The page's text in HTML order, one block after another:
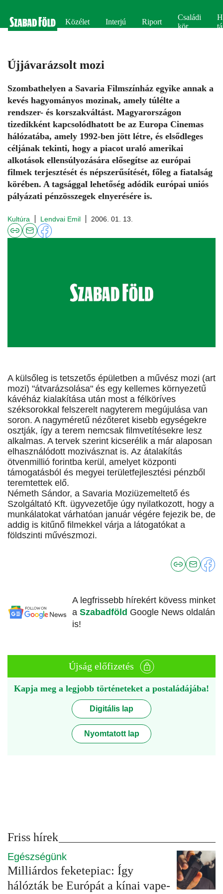
Közélet Interjú Riport
Családi
kör
Újjávarázsolt mozi
Szombathelyen a Savaria Filmszínház egyike annak a
kevés hagyományos mozinak, amely túlélte a
rendszer- és korszakváltást. Magyarországon
tizedikként kapcsolódhatott be az Europa Cinemas
hálózatába, amely 1992-ben jött létre, és elsődleges
céljának tekinti, hogy a piacot uraló amerikai
alkotások ellensúlyozására elősegítse az európai
filmek terjesztését és népszerűsítését, főleg a fiatalság
körében. A tagsággal lehetőség adódik európai uniós
pályázati pénzösszegek elnyerésére is.
Kultúra Lendvai Emil 2006. 01. 13.
A külsőleg is tetszetős épületben a művész mozi (art
mozi) "átvarázsolása" és egy kellemes környezetű
kávéház kialakítása után most a félköríves
széksorokkal felszerelt nagyterem megújulása van
soron. A nagyméretű nézőteret kisebb egységekre
osztják, így a terem nemcsak filmvetítésekre lesz
alkalmas. A tervek szerint kicserélik a már alaposan
elhasználódott mozivásznat is. Az átalakítás
ötvenmillió forintba kerül, amelyet központi
támogatásból és megyei területfejlesztési pénzből
teremtettek elő.
Németh Sándor, a Savaria Moziüzemeltető és
Szolgáltató Kft. ügyvezetője úgy nyilatkozott, hogy a
munkálatokat várhatóan január végére fejezik be, de
addig is kitűnő filmekkel várja a látogatókat a
földszinti művészmozi.
A legfrissebb hírekért kövess minket
a Szabadföld Google News oldalán
is!
Újság előfizetés
Kapja meg a legjobb történeteket a postaládájába!
Digitális lap
Nyomtatott lap
Friss hírek
Egészségünk
Milliárdos feketepiac: Így
hálózták be Európát a kínai vape-